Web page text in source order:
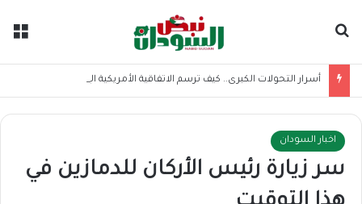
اخبار السودان
سر زيارة رئيس الأركان للدمازين في